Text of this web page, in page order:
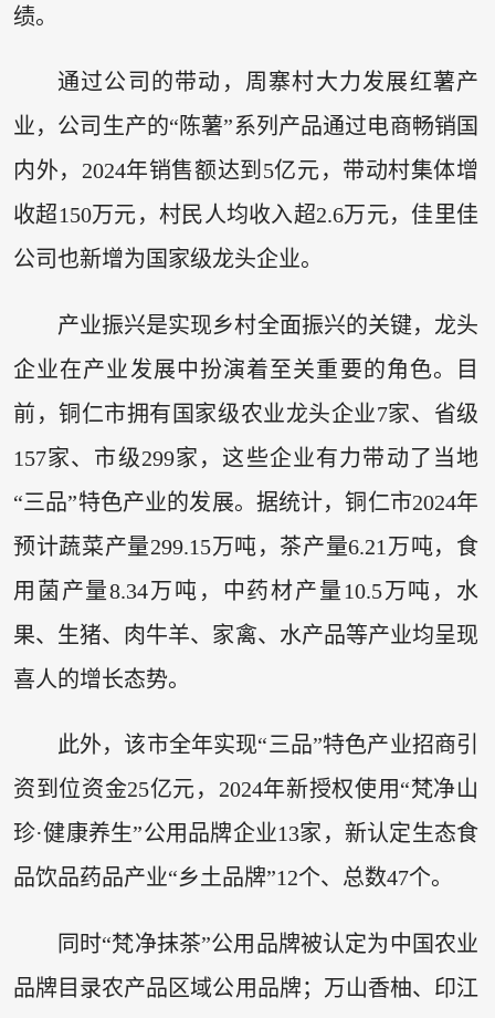
绩。
通过公司的带动，周寨村大力发展红薯产
业，公司生产的“陈薯”系列产品通过电商畅销国
内外，2024年销售额达到5亿元，带动村集体增
收超150万元，村民人均收入超2.6万元，佳里佳
公司也新增为国家级龙头企业。
产业振兴是实现乡村全面振兴的关键，龙头
企业在产业发展中扮演着至关重要的角色。目
前，铜仁市拥有国家级农业龙头企业7家、省级
157家、市级299家，这些企业有力带动了当地
“三品”特色产业的发展。据统计，铜仁市2024年
预计蔬菜产量299.15万吨，茶产量6.21万吨，食
用菌产量8.34万吨，中药材产量10.5万吨，水
果、生猪、肉牛羊、家禽、水产品等产业均呈现
喜人的增长态势。
此外，该市全年实现“三品”特色产业招商引
资到位资金25亿元，2024年新授权使用“梵净山
珍·健康养生”公用品牌企业13家，新认定生态食
品饮品药品产业“乡土品牌”12个、总数47个。
同时“梵净抹茶”公用品牌被认定为中国农业
品牌目录农产品区域公用品牌；万山香柚、印江